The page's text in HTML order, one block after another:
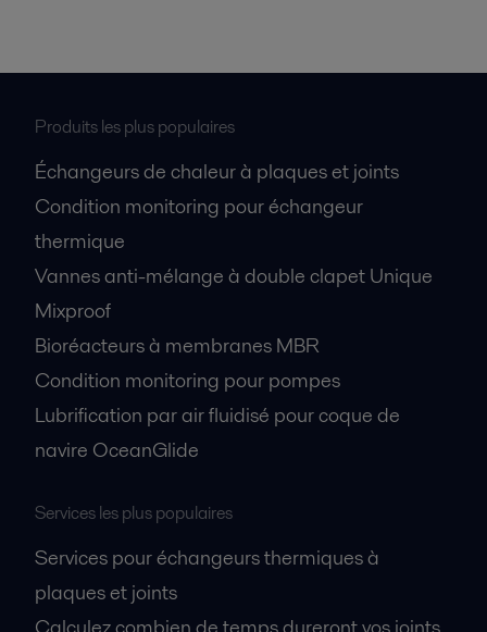
Produits les plus populaires
Échangeurs de chaleur à plaques et joints
Condition monitoring pour échangeur
thermique
Vannes anti-mélange à double clapet Unique
Mixproof
Bioréacteurs à membranes MBR
Condition monitoring pour pompes
Lubrification par air fluidisé pour coque de
navire OceanGlide
Services les plus populaires
Services pour échangeurs thermiques à
plaques et joints